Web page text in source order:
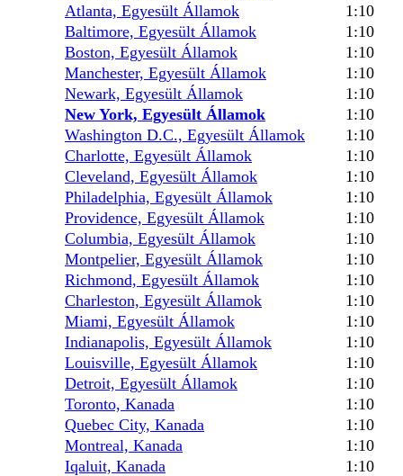
Atlanta, Egyesült Államok
1:10
Baltimore, Egyesült Államok
1:10
Boston, Egyesült Államok
1:10
Manchester, Egyesült Államok
1:10
Newark, Egyesült Államok
1:10
New York, Egyesült Államok
1:10
Washington D.C., Egyesült Államok
1:10
Charlotte, Egyesült Államok
1:10
Cleveland, Egyesült Államok
1:10
Philadelphia, Egyesült Államok
1:10
Providence, Egyesült Államok
1:10
Columbia, Egyesült Államok
1:10
Montpelier, Egyesült Államok
1:10
Richmond, Egyesült Államok
1:10
Charleston, Egyesült Államok
1:10
Miami, Egyesült Államok
1:10
Indianapolis, Egyesült Államok
1:10
Louisville, Egyesült Államok
1:10
Detroit, Egyesült Államok
1:10
Toronto, Kanada
1:10
Quebec City, Kanada
1:10
Montreal, Kanada
1:10
Iqaluit, Kanada
1:10